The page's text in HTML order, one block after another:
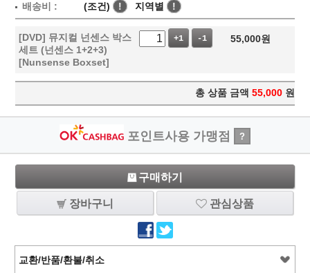
배송비 : (조건) ! 지역별 !
[DVD] 뮤지컬 넌센스 박스
세트 (넌센스 1+2+3)
[Nunsense Boxset]
+1 -1 55,000원
총 상품 금액 55,000 원
포인트사용 가맹점 ?
구매하기
장바구니 관심상품
교환/반품/환불/취소